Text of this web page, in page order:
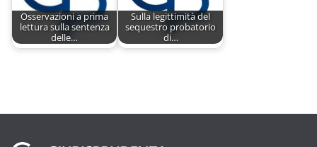
Osservazioni a prima
lettura sulla sentenza
delle…
Sulla legittimità del
sequestro probatorio
di…